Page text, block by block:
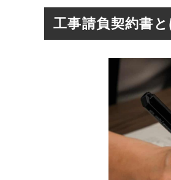
工事請負契約書と